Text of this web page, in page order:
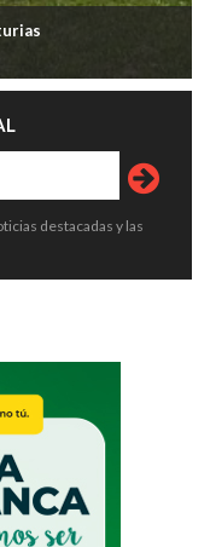
destacadas y las